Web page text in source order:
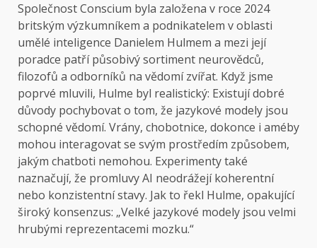
Společnost Conscium byla založena v roce 2024
britským výzkumníkem a podnikatelem v oblasti
umělé inteligence Danielem Hulmem a mezi její
poradce patří působivý sortiment neurovědců,
filozofů a odborníků na vědomí zvířat. Když jsme
poprvé mluvili, Hulme byl realistický: Existují dobré
důvody pochybovat o tom, že jazykové modely jsou
schopné vědomí. Vrány, chobotnice, dokonce i améby
mohou interagovat se svým prostředím způsobem,
jakým chatboti nemohou. Experimenty také
naznačují, že promluvy AI neodrážejí koherentní
nebo konzistentní stavy. Jak to řekl Hulme, opakující
široký konsenzus: „Velké jazykové modely jsou velmi
hrubými reprezentacemi mozku.“